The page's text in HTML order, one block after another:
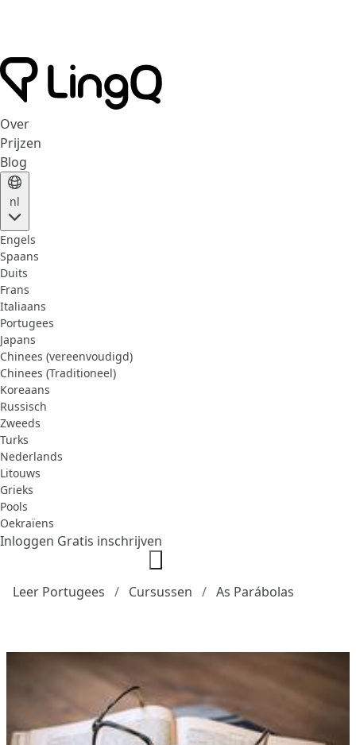
Over
Prijzen
Blog
nl
Engels
Spaans
Duits
Frans
Italiaans
Portugees
Japans
Chinees (vereenvoudigd)
Chinees (Traditioneel)
Koreaans
Russisch
Zweeds
Turks
Nederlands
Litouws
Grieks
Pools
Oekraïens
Inloggen Gratis inschrijven
Leer Portugees Cursussen As Parábolas